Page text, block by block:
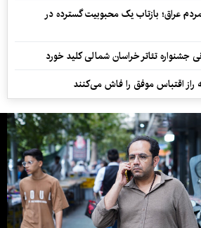
عراق؛ بازتاب یک محبوبیت گسترده در
جشنواره تئاتر خراسان شمالی کلید خورد
راز اقتباس موفق را فاش می‌کنند